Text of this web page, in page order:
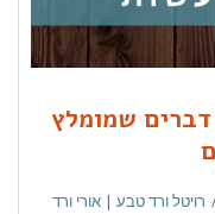
בניית אתרי וורדפרס – 3 דברים שמומלץ
רויטל ורד טבע | אורי ורד